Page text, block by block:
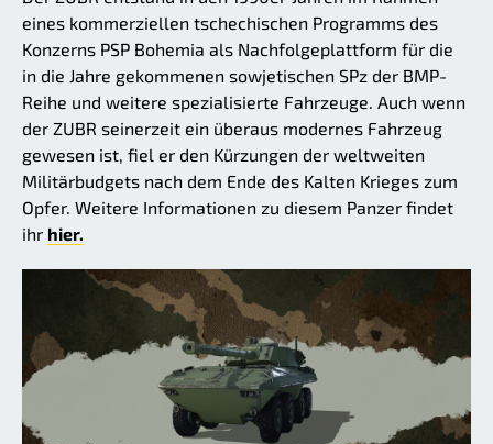
eines kommerziellen tschechischen Programms des
Konzerns PSP Bohemia als Nachfolgeplattform für die
in die Jahre gekommenen sowjetischen SPz der BMP-
Reihe und weitere spezialisierte Fahrzeuge. Auch wenn
der ZUBR seinerzeit ein überaus modernes Fahrzeug
gewesen ist, fiel er den Kürzungen der weltweiten
Militärbudgets nach dem Ende des Kalten Krieges zum
Opfer. Weitere Informationen zu diesem Panzer findet
ihr hier.